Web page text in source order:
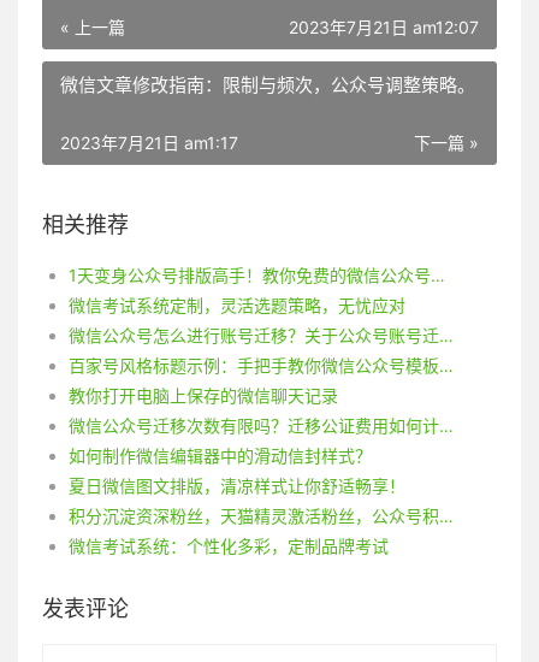
« 上一篇 2023年7月21日 am12:07
微信文章修改指南：限制与频次，公众号调整策略。
下一篇 »
2023年7月21日 am1:17
相关推荐
1天变身公众号排版高手！教你免费的微信公众号排版技巧！
微信考试系统定制，灵活选题策略，无忧应对
微信公众号怎么进行账号迁移？关于公众号账号迁移你了解多少？
百家号风格标题示例：手把手教你微信公众号模板加边框、换颜色
教你打开电脑上保存的微信聊天记录
微信公众号迁移次数有限吗？迁移公证费用如何计算？
如何制作微信编辑器中的滑动信封样式？
夏日微信图文排版，清凉样式让你舒适畅享！
积分沉淀资深粉丝，天猫精灵激活粉丝，公众号积分系统策略
微信考试系统：个性化多彩，定制品牌考试
发表评论